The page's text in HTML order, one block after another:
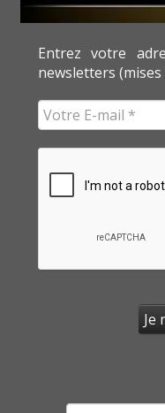
Entrez votre
newsletters